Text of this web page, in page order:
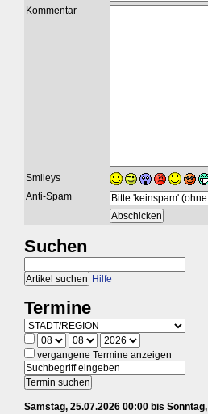
Kommentar
Smileys
Anti-Spam
Suchen
Hilfe
Termine
vergangene Termine anzeigen
Samstag, 25.07.2026 00:00 bis Sonntag,